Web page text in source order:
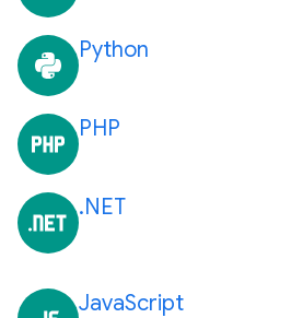
Python
PHP
.NET
JavaScript